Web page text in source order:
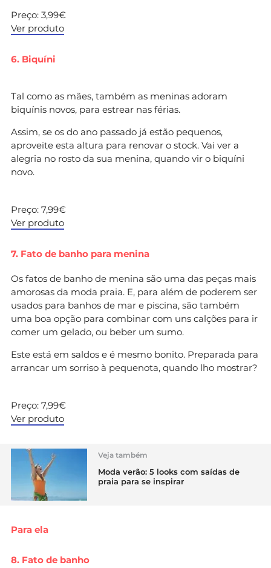
Preço: 3,99€
Ver produto
6. Biquíni
Tal como as mães, também as meninas adoram
biquínis novos, para estrear nas férias.
Assim, se os do ano passado já estão pequenos,
aproveite esta altura para renovar o stock. Vai ver a
alegria no rosto da sua menina, quando vir o biquíni
novo.
Preço: 7,99€
Ver produto
7. Fato de banho para menina
Os fatos de banho de menina são uma das peças mais
amorosas da moda praia. E, para além de poderem ser
usados para banhos de mar e piscina, são também
uma boa opção para combinar com uns calções para ir
comer um gelado, ou beber um sumo.
Este está em saldos e é mesmo bonito. Preparada para
arrancar um sorriso à pequenota, quando lho mostrar?
Preço: 7,99€
Ver produto
Veja também
Moda verão: 5 looks com saídas de
praia para se inspirar
Para ela
8. Fato de banho